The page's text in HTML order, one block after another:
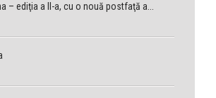
– ediţia a II-a, cu o nouă postfaţă a...